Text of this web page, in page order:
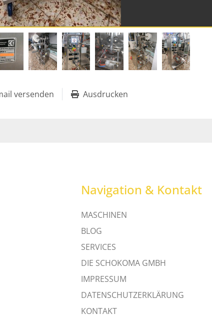
versenden Ausdrucken
Navigation & Kontakt
MASCHINEN
BLOG
SERVICES
DIE SCHOKOMA GMBH
IMPRESSUM
DATENSCHUTZERKLÄRUNG
KONTAKT